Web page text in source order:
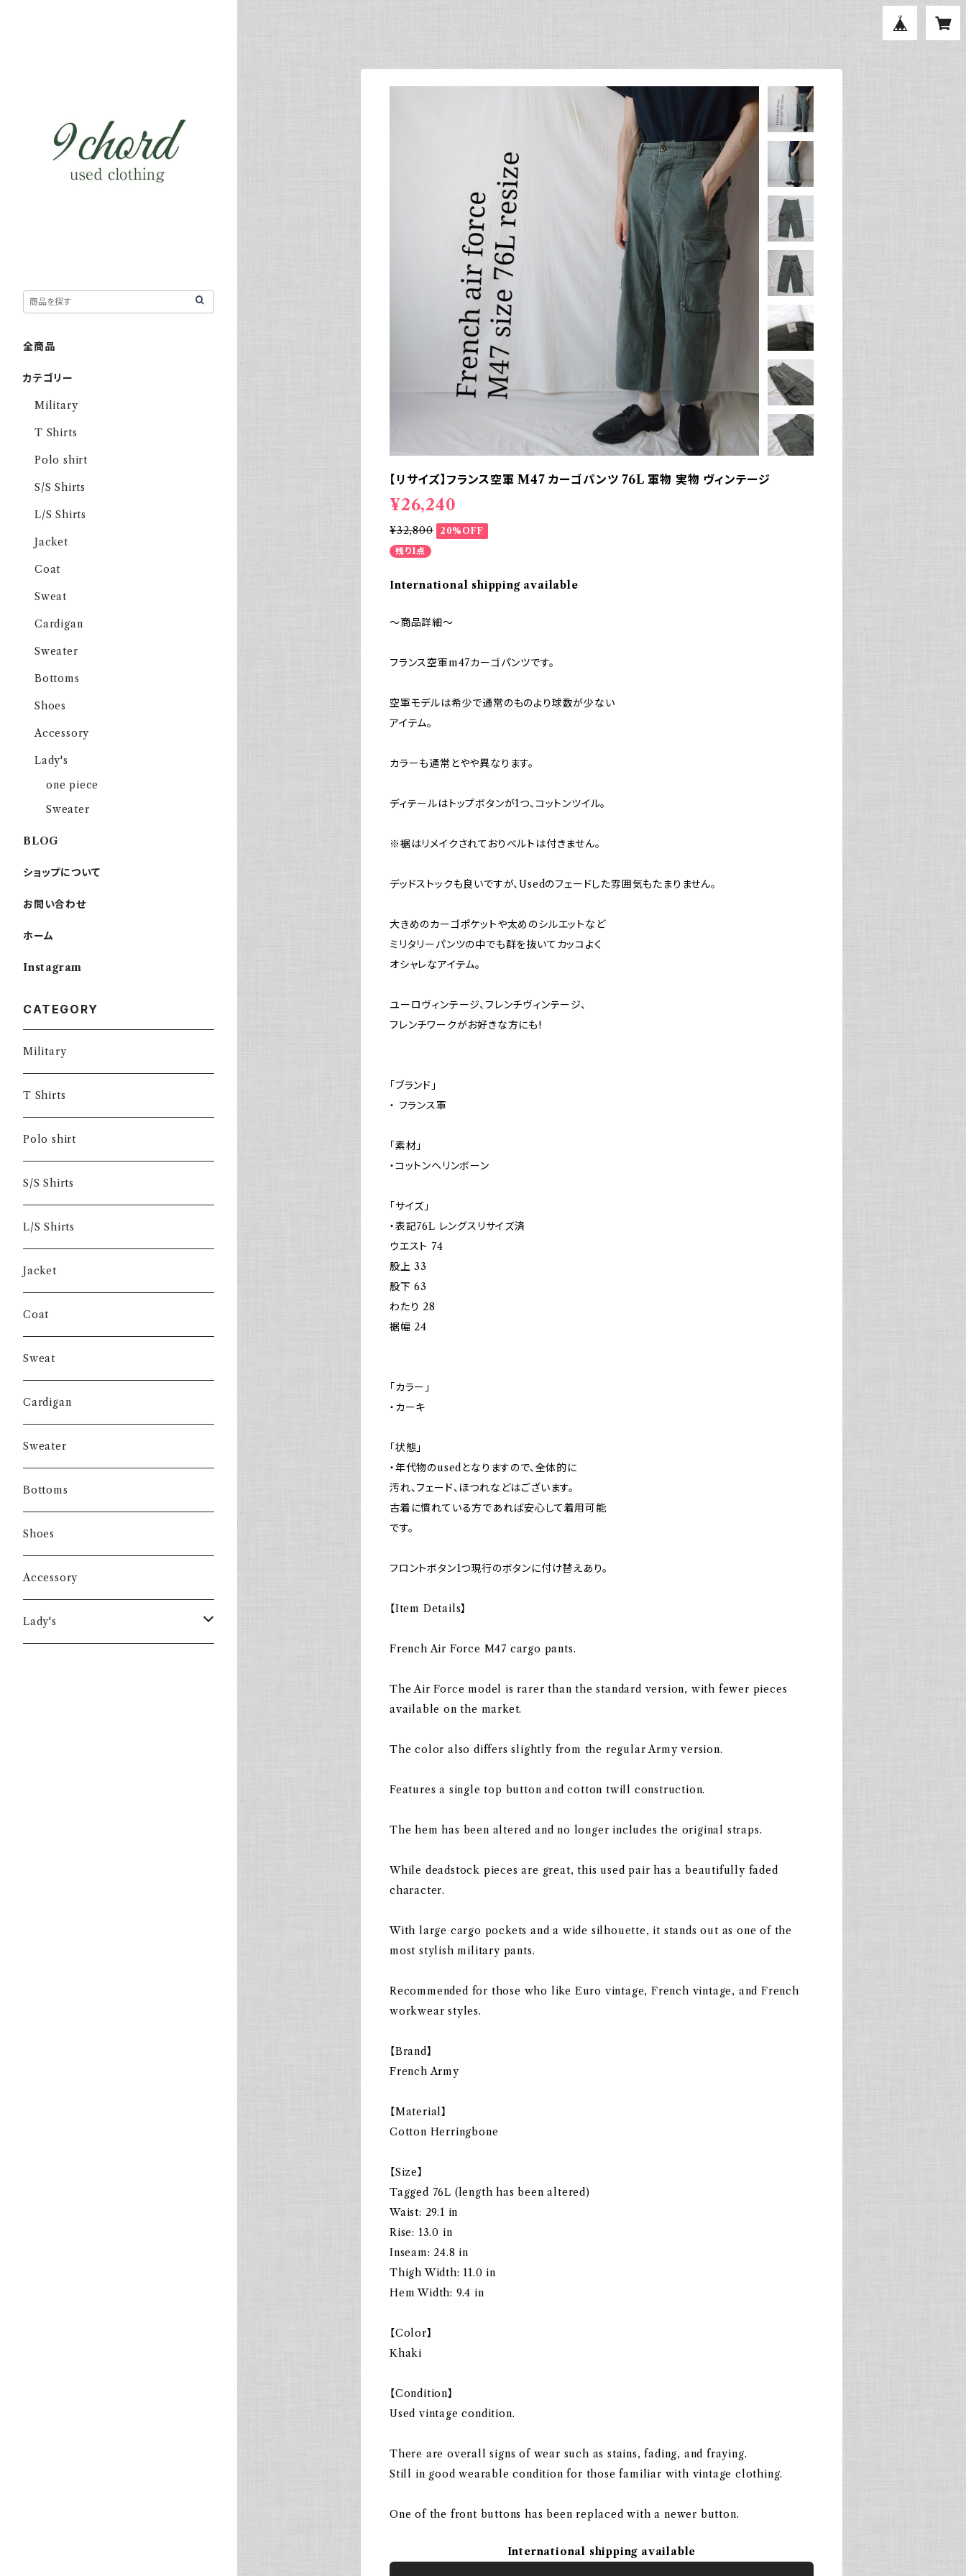
【リサイズ】フランス空軍 M47 カーゴパンツ 76L 軍物 実物 ヴィンテージ
¥26,240
¥32,800
20%OFF
残り1点
International shipping available
～商品詳細～
フランス空軍m47カーゴパンツです。
空軍モデルは希少で通常のものより球数が少ない
アイテム。
カラーも通常とやや異なります。
ディテールはトップボタンが1つ、コットンツイル。
※裾はリメイクされておりベルトは付きません。
デッドストックも良いですが、Usedのフェードした雰囲気もたまりません。
大きめのカーゴポケットや太めのシルエットなど
ミリタリーパンツの中でも群を抜いてカッコよく
オシャレなアイテム。
ユーロヴィンテージ、フレンチヴィンテージ、
フレンチワークがお好きな方にも!
「ブランド」
・ フランス軍
「素材」
・コットンヘリンボーン
「サイズ」
・表記76L レングスリサイズ済
ウエスト 74
股上 33
股下 63
わたり 28
裾幅 24
「カラー」
・カーキ
「状態」
・年代物のusedとなりますので、全体的に
汚れ、フェード、ほつれなどはございます。
古着に慣れている方であれば安心して着用可能
です。
フロントボタン1つ現行のボタンに付け替えあり。
【Item Details】
French Air Force M47 cargo pants.
The Air Force model is rarer than the standard version, with fewer pieces
available on the market.
The color also differs slightly from the regular Army version.
Features a single top button and cotton twill construction.
The hem has been altered and no longer includes the original straps.
While deadstock pieces are great, this used pair has a beautifully faded
character.
With large cargo pockets and a wide silhouette, it stands out as one of the
most stylish military pants.
Recommended for those who like Euro vintage, French vintage, and French
workwear styles.
【Brand】
French Army
【Material】
Cotton Herringbone
【Size】
Tagged 76L (length has been altered)
Waist: 29.1 in
Rise: 13.0 in
Inseam: 24.8 in
Thigh Width: 11.0 in
Hem Width: 9.4 in
【Color】
Khaki
【Condition】
Used vintage condition.
There are overall signs of wear such as stains, fading, and fraying.
Still in good wearable condition for those familiar with vintage clothing.
One of the front buttons has been replaced with a newer button.
International shipping available
全商品
カテゴリー
Military
T Shirts
Polo shirt
S/S Shirts
L/S Shirts
Jacket
Coat
Sweat
Cardigan
Sweater
Bottoms
Shoes
Accessory
Lady's
one piece
Sweater
BLOG
ショップについて
お問い合わせ
ホーム
Instagram
CATEGORY
Military
T Shirts
Polo shirt
S/S Shirts
L/S Shirts
Jacket
Coat
Sweat
Cardigan
Sweater
Bottoms
Shoes
Accessory
Lady's